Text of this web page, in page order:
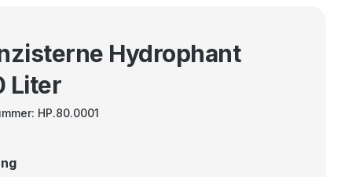
Hydrophant
Liter
HP.80.0001